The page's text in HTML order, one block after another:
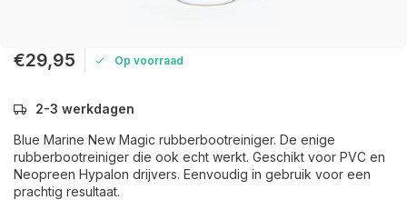
€29,95 Op voorraad
2-3 werkdagen
Blue Marine New Magic rubberbootreiniger. De enige
rubberbootreiniger die ook echt werkt. Geschikt voor PVC en
Neopreen Hypalon drijvers. Eenvoudig in gebruik voor een
prachtig resultaat.